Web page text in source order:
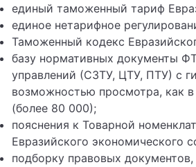
единый таможенный тариф
единое нетарифное
Таможенный кодекс
базу нормативных документы
управлений (СЗТУ, ЦТУ, ПТУ) с
возможностью просмотра, как
(более 80 000);
пояснения к Товарной
Евразийского экономического
подборку правовых